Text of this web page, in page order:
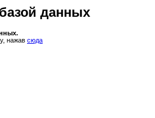
данных
нажав сюда